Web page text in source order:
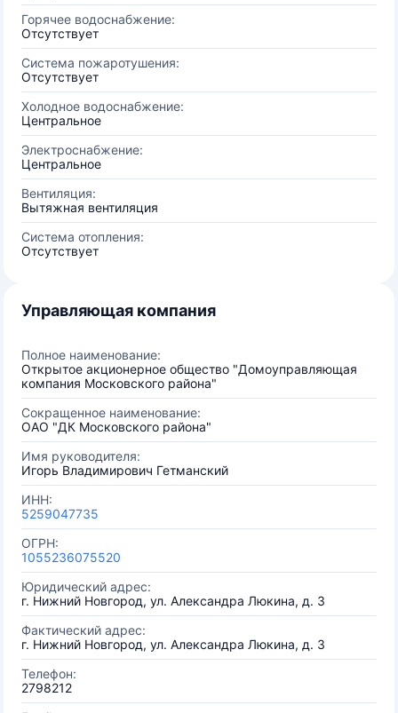
Горячее водоснабжение:
Отсутствует
Система пожаротушения:
Отсутствует
Холодное водоснабжение:
Центральное
Электроснабжение:
Центральное
Вентиляция:
Вытяжная вентиляция
Система отопления:
Отсутствует
Управляющая компания
Полное наименование:
Открытое акционерное общество "Домоуправляющая
компания Московского района"
Сокращенное наименование:
ОАО "ДК Московского района"
Имя руководителя:
Игорь Владимирович Гетманский
ИНН:
5259047735
ОГРН:
1055236075520
Юридический адрес:
г. Нижний Новгород, ул. Александра Люкина, д. 3
Фактический адрес:
г. Нижний Новгород, ул. Александра Люкина, д. 3
Телефон:
2798212